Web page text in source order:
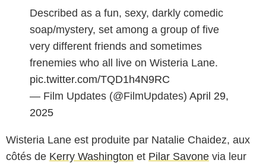
Described as a fun, sexy, darkly comedic
soap/mystery, set among a group of five
very different friends and sometimes
frenemies who all live on Wisteria Lane.
pic.twitter.com/TQD1h4N9RC
— Film Updates (@FilmUpdates) April 29,
2025
Wisteria Lane est produite par Natalie Chaidez, aux
côtés de Kerry Washington et Pilar Savone via leur